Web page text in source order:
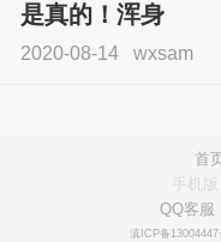
是真的！浑身
2020-08-14 wxsam
首
手机版
QQ客服
滇ICP备13004447